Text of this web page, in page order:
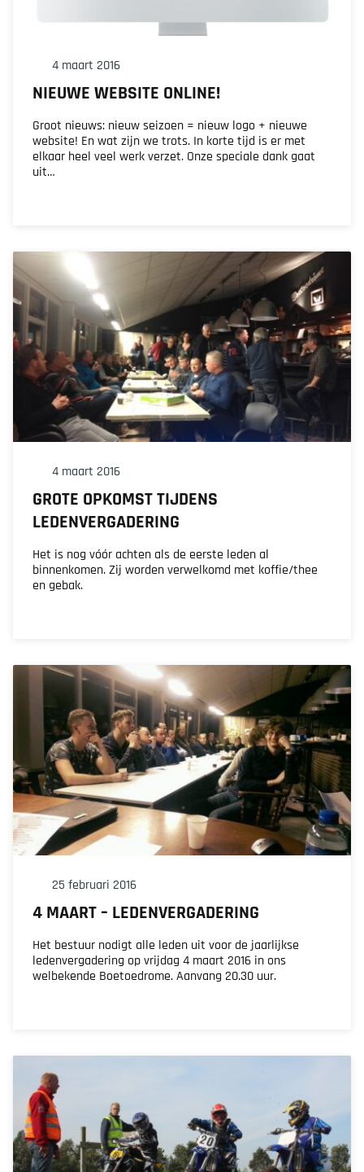
4 maart 2016
NIEUWE WEBSITE ONLINE!
Groot nieuws: nieuw seizoen = nieuw logo + nieuwe
website! En wat zijn we trots. In korte tijd is er met
elkaar heel veel werk verzet. Onze speciale dank gaat
uit…
4 maart 2016
GROTE OPKOMST TIJDENS
LEDENVERGADERING
Het is nog vóór achten als de eerste leden al
binnenkomen. Zij worden verwelkomd met koffie/thee
en gebak.
25 februari 2016
4 MAART – LEDENVERGADERING
Het bestuur nodigt alle leden uit voor de jaarlijkse
ledenvergadering op vrijdag 4 maart 2016 in ons
welbekende Boetoedrome. Aanvang 20.30 uur.